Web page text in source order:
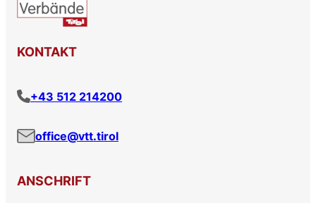
KONTAKT
+43 512 214200
office@vtt.tirol
ANSCHRIFT